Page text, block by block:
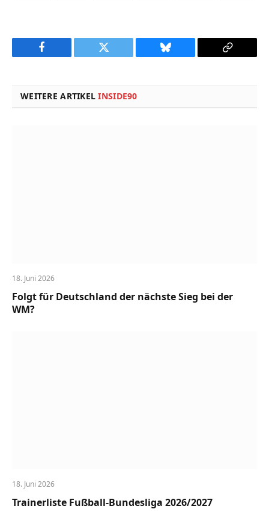
Facebook Twitter Bluesky
Copy
WEITERE ARTIKELINSIDE90
18. Juni 2026
Folgt für Deutschland der nächste Sieg bei der
WM?
18. Juni 2026
Trainerliste Fußball-Bundesliga 2026/2027